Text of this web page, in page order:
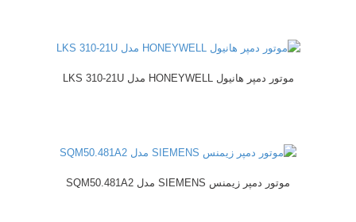
موتور دمپر هانیول HONEYWELL مدل LKS 310-21U
موتور دمپر زیمنس SIEMENS مدل SQM50.481A2